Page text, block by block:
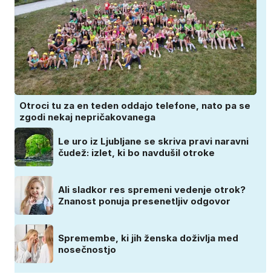
Otroci tu za en teden oddajo telefone, nato pa se
zgodi nekaj nepričakovanega
Le uro iz Ljubljane se skriva pravi naravni
čudež: izlet, ki bo navdušil otroke
Ali sladkor res spremeni vedenje otrok?
Znanost ponuja presenetljiv odgovor
Spremembe, ki jih ženska doživlja med
nosečnostjo